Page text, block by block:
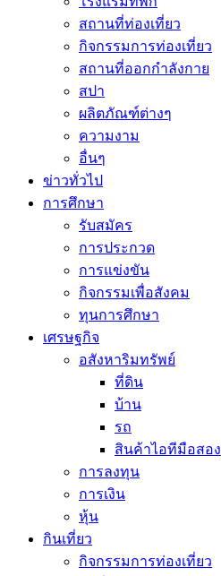
สถานที่ท่องเที่ยว
กิจกรรมการท่องเที่ยว
สถานที่ออกกำลังกาย
สปา
ผลิตภัณฑ์ต่างๆ
ความงาม
อื่นๆ
ข่าวทั่วไป
การศึกษา
รับสมัคร
การประกวด
การแข่งขัน
กิจกรรมเพื่อสังคม
ทุนการศึกษา
เศรษฐกิจ
อสังหาริมทรัพย์
ที่ดิน
บ้าน
รถ
สินค้าไอทีมือสอง
การลงทุน
การเงิน
หุ้น
กินเที่ยว
กิจกรรมการท่องเที่ยว